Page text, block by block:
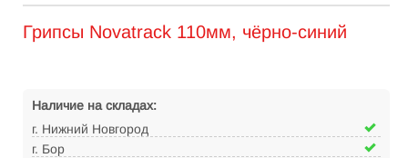
Грипсы Novatrack 110мм, чёрно-синий
Наличие на складах:
г. Нижний Новгород
г. Бор